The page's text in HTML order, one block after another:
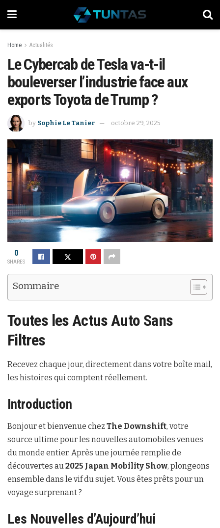
Home Actualités
Le Cybercab de Tesla va-t-il
bouleverser l’industrie face aux
exports Toyota de Trump ?
by Sophie Le Tanier octobre 29, 2025
0
SHARES
Sommaire
Toutes les Actus Auto Sans
Filtres
Recevez chaque jour, directement dans votre boîte mail,
les histoires qui comptent réellement.
Introduction
Bonjour et bienvenue chez The Downshift, votre
source ultime pour les nouvelles automobiles venues
du monde entier. Après une journée remplie de
découvertes au2025 Japan Mobility Show, plongeons
ensemble dans le vif du sujet. Vous êtes prêts pour un
voyage surprenant ?
Les Nouvelles d’Aujourd’hui